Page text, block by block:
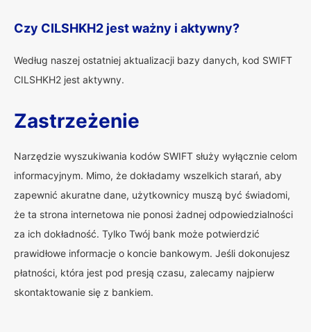
Czy CILSHKH2 jest ważny i aktywny?
Według naszej ostatniej aktualizacji bazy danych, kod SWIFT
CILSHKH2 jest aktywny.
Zastrzeżenie
Narzędzie wyszukiwania kodów SWIFT służy wyłącznie celom
informacyjnym. Mimo, że dokładamy wszelkich starań, aby
zapewnić akuratne dane, użytkownicy muszą być świadomi,
że ta strona internetowa nie ponosi żadnej odpowiedzialności
za ich dokładność. Tylko Twój bank może potwierdzić
prawidłowe informacje o koncie bankowym. Jeśli dokonujesz
płatności, która jest pod presją czasu, zalecamy najpierw
skontaktowanie się z bankiem.